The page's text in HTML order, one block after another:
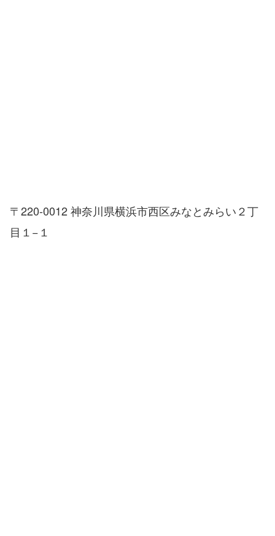
〒220-0012 神奈川県横浜市西区みなとみらい２丁
目１−１